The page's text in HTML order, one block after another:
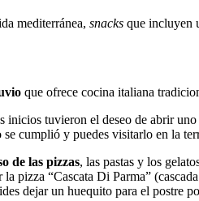
mediterránea, snacks que incluyen
que ofrece cocina italiana
inicios tuvieron el deseo de abrir
cumplió y puedes visitarlo en la
de las pizzas, las pastas y los
pizza “Cascata Di Parma”
dejar un huequito para el postre